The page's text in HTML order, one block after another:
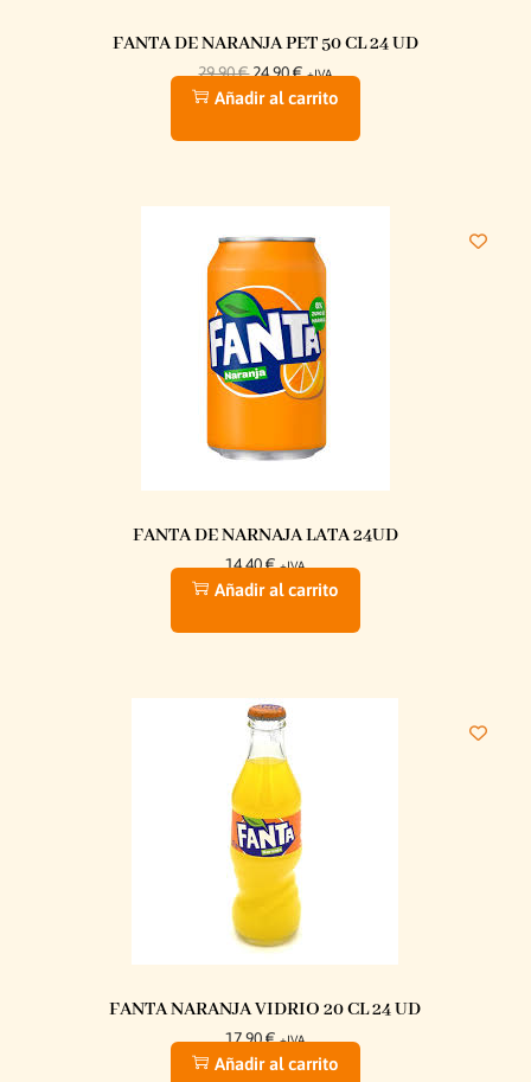
FANTA DE NARANJA PET 50 CL 24 UD
29,90€24,90€ +IVA
Añadir al carrito
FANTA DE NARNAJA LATA 24UD
14,40€ +IVA
Añadir al carrito
FANTA NARANJA VIDRIO 20 CL 24 UD
17,90€ +IVA
Añadir al carrito